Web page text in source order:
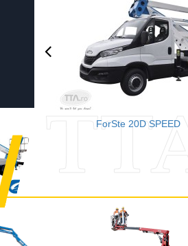
ForSte 20D SPEED